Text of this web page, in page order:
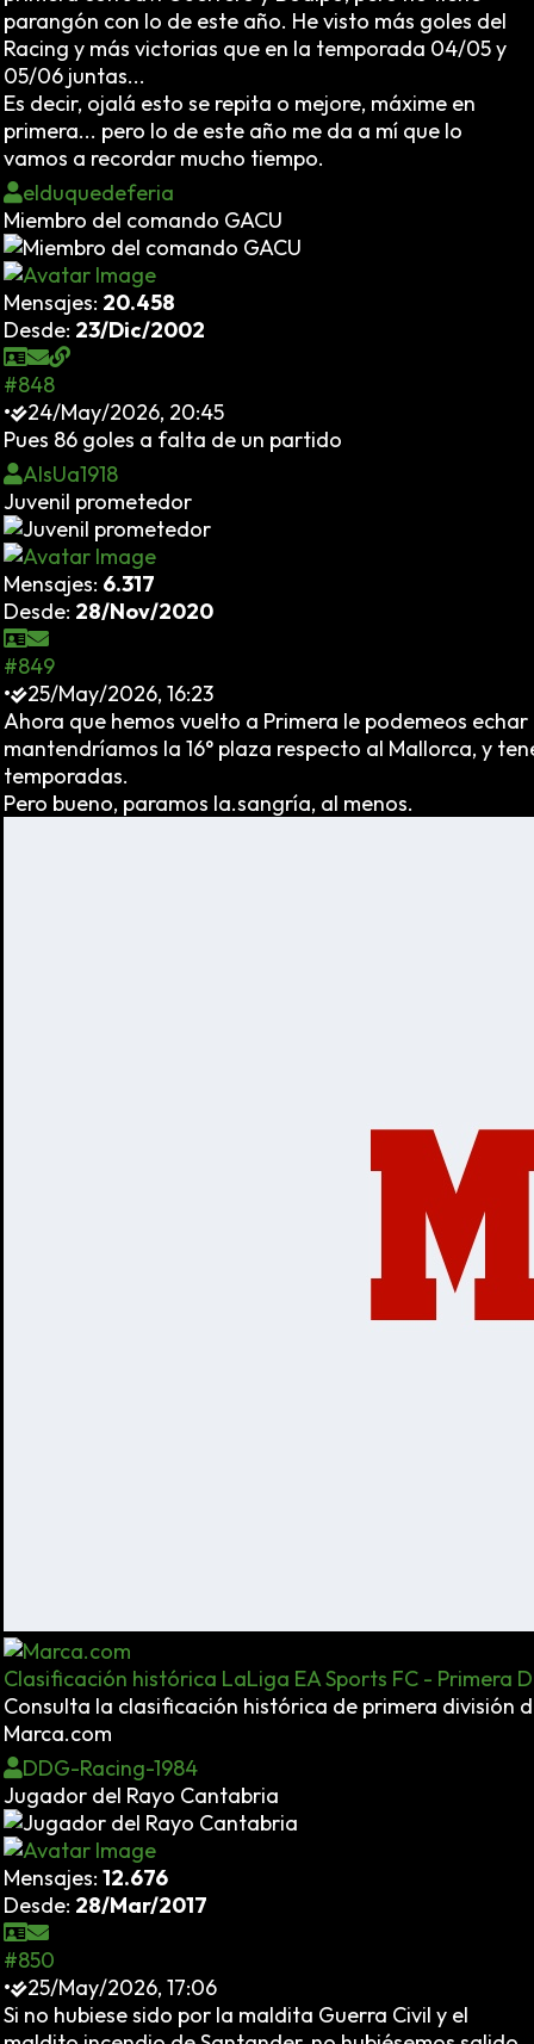
parangón con lo de este año. He visto más goles del
Racing y más victorias que en la temporada 04/05 y
05/06 juntas...
Es decir, ojalá esto se repita o mejore, máxime en
primera... pero lo de este año me da a mí que lo
vamos a recordar mucho tiempo.
elduquedeferia
Miembro del comando GACU
Mensajes: 20.458
Desde: 23/Dic/2002
#848
•
24/May/2026, 20:45
Pues 86 goles a falta de un partido
AlsUa1918
Juvenil prometedor
Mensajes: 6.317
Desde: 28/Nov/2020
#849
•
25/May/2026, 16:23
Ahora que hemos vuelto a Primera le podemeos
mantendríamos la 16° plaza respecto al Mallorca, y
temporadas.
Pero bueno, paramos la.sangría, al menos.
Clasificación histórica LaLiga EA Sports FC - Primera
Consulta la clasificación histórica de primera división
Marca.com
DDG-Racing-1984
Jugador del Rayo Cantabria
Mensajes: 12.676
Desde: 28/Mar/2017
#850
•
25/May/2026, 17:06
Si no hubiese sido por la maldita Guerra Civil y el